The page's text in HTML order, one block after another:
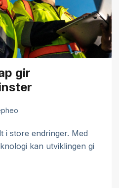
gir
i store endringer. Med
kan utviklingen gi